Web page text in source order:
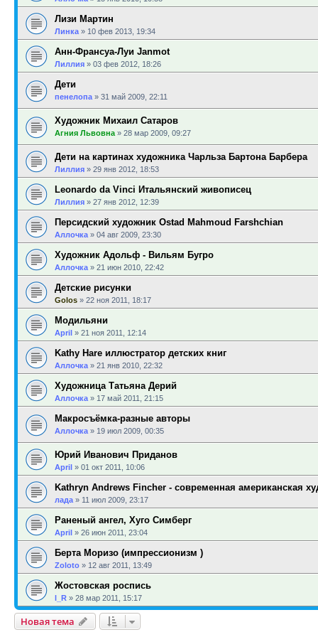
Лизи Мартин
Линка » 10 фев 2013, 19:34
Анн-Франсуа-Луи Janmot
Лиллия » 03 фев 2012, 18:26
Дети
пенелопа » 31 май 2009, 22:11
Художник Михаил Сатаров
Агния Львовна » 28 мар 2009, 09:27
Дети на картинах художника Чарльза Бартона Барбера
Лиллия » 29 янв 2012, 18:53
Leonardo da Vinci Итальянский живописец
Лиллия » 27 янв 2012, 12:39
Персидский художник Ostad Mahmoud Farshchian
Аллочка » 04 авг 2009, 23:30
Художник Адольф - Вильям Бугро
Аллочка » 21 июн 2010, 22:42
Детские рисунки
Golos » 22 ноя 2011, 18:17
Модильяни
April » 21 ноя 2011, 12:14
Kathy Hare иллюстратор детских книг
Аллочка » 21 янв 2010, 22:32
Художница Татьяна Дерий
Аллочка » 17 май 2011, 21:15
Макросъёмка-разные авторы
Аллочка » 19 июл 2009, 00:35
Юрий Иванович Приданов
April » 01 окт 2011, 10:06
Kathryn Andrews Fincher - современная американская
лада » 11 июл 2009, 23:17
Раненый ангел, Хуго Симберг
April » 26 июн 2011, 23:04
Берта Моризо (импрессионизм )
Zoloto » 12 авг 2011, 13:49
Жостовская роспись
l_R » 28 мар 2011, 15:17
Новая тема